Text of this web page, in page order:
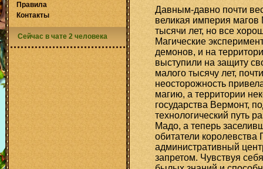
Давным-давно почти
великая империя
тысячи лет, но все
Магические
демонов, и на
выступили на защиту
малого тысячу лет,
неосторожность
магию, а территории
государства Вермонт,
технологический путь
Мадо, а теперь
обитатели королевства
административный
запретом. Чувствуя
Правила
Контакты
Сейчас в чате 2 человека